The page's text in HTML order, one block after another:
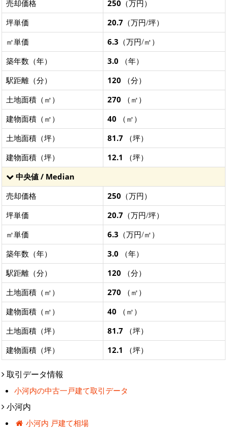
売却価格 250 （万円）
坪単価
20.7 （万円/坪）
㎡単価
6.3 （万円/㎡）
築年数（年）
3.0 （年）
駅距離（分）
120 （分）
土地面積（㎡）
270 （㎡）
建物面積（㎡）
40 （㎡）
土地面積（坪）
81.7 （坪）
建物面積（坪）
12.1 （坪）
中央値 / Median
売却価格
250 （万円）
坪単価
20.7 （万円/坪）
㎡単価
6.3 （万円/㎡）
築年数（年）
3.0 （年）
駅距離（分）
120 （分）
土地面積（㎡）
270 （㎡）
建物面積（㎡）
40 （㎡）
土地面積（坪）
81.7 （坪）
建物面積（坪）
12.1 （坪）
取引データ情報
小河内の中古一戸建て取引データ
小河内
小河内 戸建て相場